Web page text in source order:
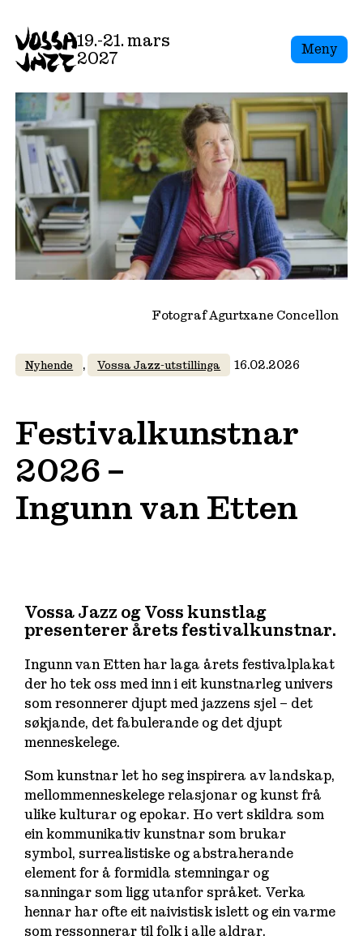
to
content
19.-21. mars
2027
Meny
Fotograf Agurtxane Concellon
Nyhende , Vossa Jazz-utstillinga 16.02.2026
Festivalkunstnar
2026 –
Ingunn van Etten
Vossa Jazz og Voss kunstlag
presenterer årets festivalkunstnar.
Ingunn van Etten har laga årets festivalplakat
der ho tek oss med inn i eit kunstnarleg univers
som resonnerer djupt med jazzens sjel – det
søkjande, det fabulerande og det djupt
menneskelege.
Som kunstnar let ho seg inspirera av landskap,
mellommenneskelege relasjonar og kunst frå
ulike kulturar og epokar. Ho vert skildra som
ein kommunikativ kunstnar som brukar
symbol, surrealistiske og abstraherande
element for å formidla stemningar og
sanningar som ligg utanfor språket. Verka
hennar har ofte eit naivistisk islett og ein varme
som ressonnerar til folk i alle aldrar.